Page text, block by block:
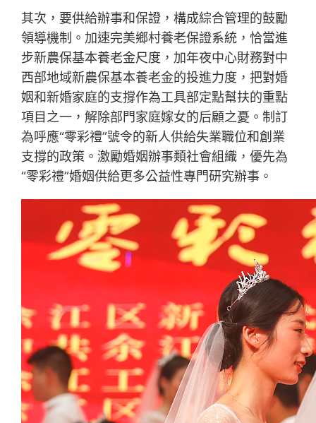
其次，要供給辦事和保證，構成綜合管理的鼓勵
領導機制。加速完美鄉村養老保證系統，恰當進
步新農保基本養老金尺度，加年夜中心財務對中
西部地域新農保基本養老金的投進力度，把對婚
姻和新婚家庭的支撐作為工具部定點幫扶的重點
項目之一，解除部門家庭嫁女的后顧之憂。制訂
為呼應“零彩禮”號令的新人供給失業職位和創業
支撐的政策。激勵婚姻辦事類社會組織，優先為
“零彩禮”婚姻供給更多公益性專門研究辦事。